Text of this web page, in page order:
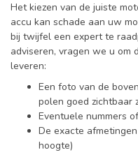
Het kiezen van de juiste
accu kan schade aan uw
bij twijfel een expert te
adviseren, vragen we u om
leveren:
Een foto van de
polen goed zichtbaar
Eventuele nummers
De exacte
hoogte)